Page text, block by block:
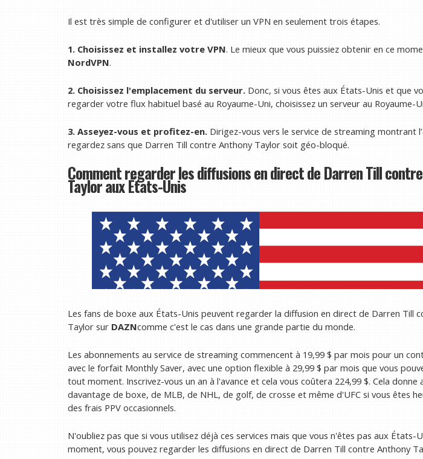
Il est très simple de configurer et d'utiliser un VPN en seulement trois étapes.
1. Choisissez et installez votre VPN. Le mieux que vous puissiez obtenir en ce
NordVPN.
2. Choisissez l'emplacement du serveur. Donc, si vous êtes aux États-Unis et que
regarder votre flux habituel basé au Royaume-Uni, choisissez un serveur au Royaume-
3. Asseyez-vous et profitez-en. Dirigez-vous vers le service de streaming montrant
regardez sans que Darren Till contre Anthony Taylor soit géo-bloqué.
Comment regarder les diffusions en direct de Darren Till
Taylor aux États-Unis
Les fans de boxe aux États-Unis peuvent regarder la diffusion en direct de Darren Till
Taylor sur DAZNcomme c'est le cas dans une grande partie du monde.
Les abonnements au service de streaming commencent à 19,99 $ par mois pour un
avec le forfait Monthly Saver, avec une option flexible à 29,99 $ par mois que vous
tout moment. Inscrivez-vous un an à l'avance et cela vous coûtera 224,99 $. Cela donne
davantage de boxe, de MLB, de NHL, de golf, de crosse et même d'UFC si vous êtes
des frais PPV occasionnels.
N'oubliez pas que si vous utilisez déjà ces services mais que vous n'êtes pas aux États-
moment, vous pouvez regarder les diffusions en direct de Darren Till contre Anthony